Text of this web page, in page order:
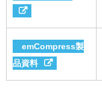
emCompress製
品資料